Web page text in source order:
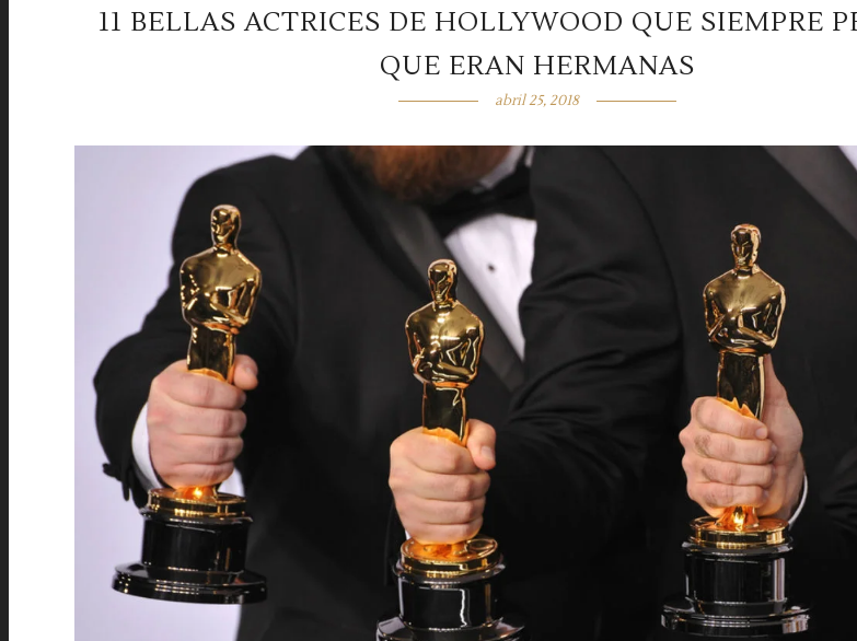
11 BELLAS ACTRICES DE HOLLYWOOD QUE SIEMPRE
QUE ERAN HERMANAS
abril 25, 2018